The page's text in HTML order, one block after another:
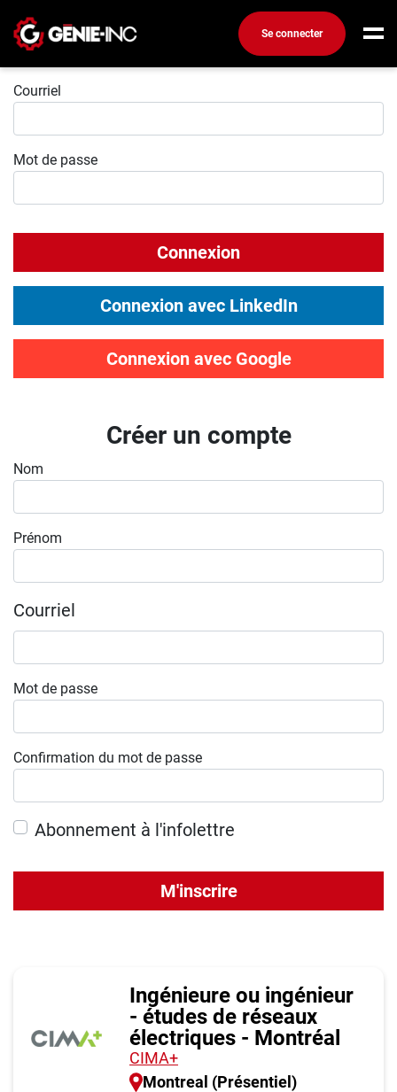
Se connecter
Connexion
Emplois
Ma boîte à outils
Conseils carrière
Métiers
Nos chroniques
Publiez une offre d'emploi
Connexion
Courriel
Mot de passe
Connexion
Connexion avec LinkedIn
Connexion avec Google
Créer un compte
Nom
Prénom
Courriel
Mot de passe
Confirmation du mot de passe
Abonnement à l'infolettre
M'inscrire
Ingénieure ou ingénieur
- études de réseaux
électriques - Montréal
CIMA+
Montreal (Présentiel)